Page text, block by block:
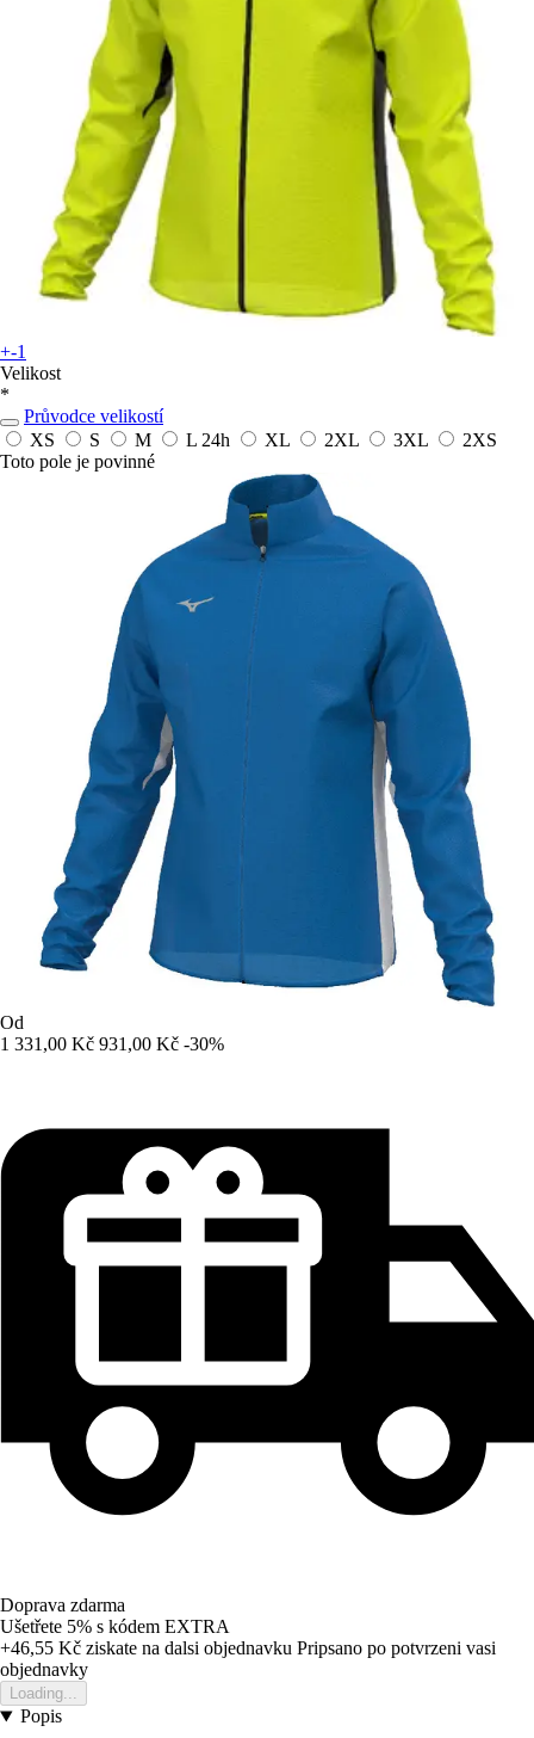
+-1
Velikost
*
Průvodce velikostí
XS
S M L 24h XL 2XL 3XL
2XS
Toto pole je povinné
Od
1 331,00 Kč 931,00 Kč -30%
Doprava zdarma
Ušetřete 5% s kódem EXTRA
+46,55 Kč ziskate na dalsi objednavku Pripsano po potvrzeni vasi
objednavky
Loading...
Popis